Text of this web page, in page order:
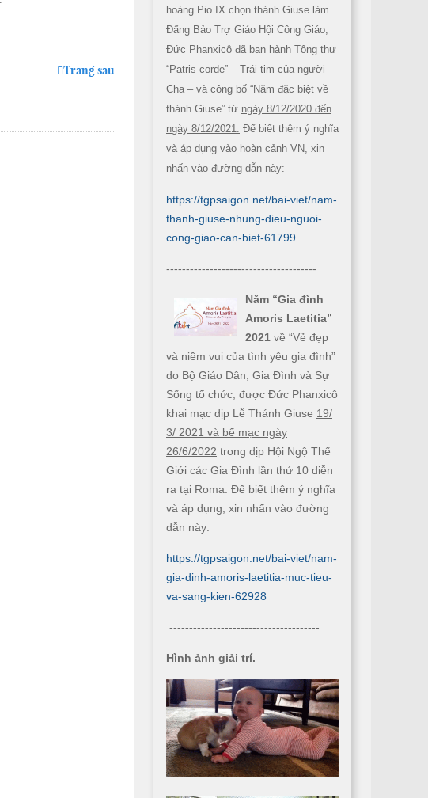
Trang sau
hoàng Pio IX chọn thánh Giuse làm
Đấng Bảo Trợ Giáo Hội Công Giáo,
Đức Phanxicô đã ban hành Tông thư
“Patris corde” – Trái tim của người
Cha – và công bố “Năm đặc biệt về
thánh Giuse” từ ngày 8/12/2020 đến
ngày 8/12/2021. Để biết thêm ý nghĩa
và áp dụng vào hoàn cảnh VN, xin
nhấn vào đường dẫn này:
https://tgpsaigon.net/bai-viet/nam-
thanh-giuse-nhung-dieu-nguoi-
cong-giao-can-biet-61799
--------------------------------------
Năm “Gia đình
Amoris Laetitia”
2021 về “Vẻ đẹp
và niềm vui của tình yêu gia đình”
do Bộ Giáo Dân, Gia Đình và Sự
Sống tổ chức, được Đức Phanxicô
khai mạc dịp Lễ Thánh Giuse 19/
3/ 2021 và bế mạc ngày
26/6/2022 trong dịp Hội Ngộ Thế
Giới các Gia Đình lần thứ 10 diễn
ra tại Roma. Để biết thêm ý nghĩa
và áp dụng, xin nhấn vào đường
dẫn này:
https://tgpsaigon.net/bai-viet/nam-
gia-dinh-amoris-laetitia-muc-tieu-
va-sang-kien-62928
--------------------------------------
Hình ảnh giải trí.